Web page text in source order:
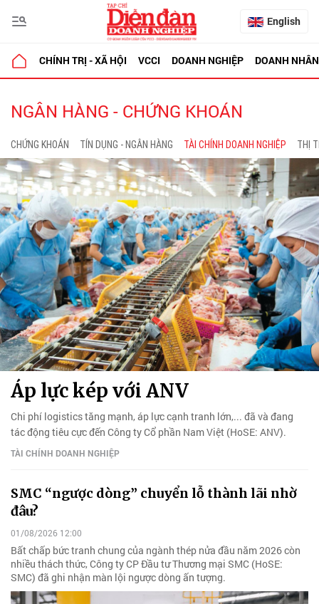
English
CHÍNH TRỊ - XÃ HỘI VCCI DOANH NGHIỆP DOANH NHÂN
NGÂN HÀNG - CHỨNG KHOÁN
CHỨNG KHOÁN TÍN DỤNG - NGÂN HÀNG TÀI CHÍNH DOANH NGHIỆP THỊ
Áp lực kép với ANV
Chi phí logistics tăng mạnh, áp lực cạnh tranh lớn,... đã và đang
tác động tiêu cực đến Công ty Cổ phần Nam Việt (HoSE: ANV).
TÀI CHÍNH DOANH NGHIỆP
SMC “ngược dòng” chuyển lỗ thành lãi nhờ
đâu?
01/08/2026 12:00
Bất chấp bức tranh chung của ngành thép nửa đầu năm 2026 còn
nhiều thách thức, Công ty CP Đầu tư Thương mại SMC (HoSE:
SMC) đã ghi nhận màn lội ngược dòng ấn tượng.